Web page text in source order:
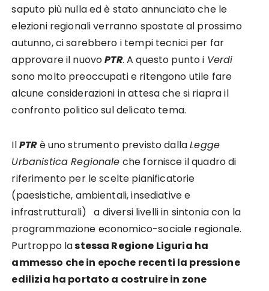
saputo più nulla ed è stato annunciato che le
elezioni regionali verranno spostate al prossimo
autunno, ci sarebbero i tempi tecnici per far
approvare il nuovoPTR. A questo punto i Verdi
sono molto preoccupati e ritengono utile fare
alcune considerazioni in attesa che si riapra il
confronto politico sul delicato tema.
IlPTRè uno strumento previsto dallaLegge
Urbanistica Regionale che fornisce il quadro di
riferimento per le scelte pianificatorie
(paesistiche, ambientali, insediative e
infrastrutturali) a diversi livelli in sintonia con la
programmazione economico-sociale regionale.
Purtroppo lastessa Regione Liguria ha
ammesso che in epoche recenti la pressione
edilizia ha portato a costruire in zone